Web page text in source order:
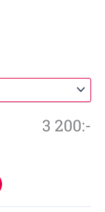
3 200:-